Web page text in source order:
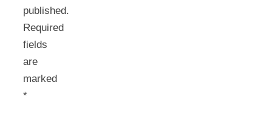
published.
Required
fields
are
marked
*